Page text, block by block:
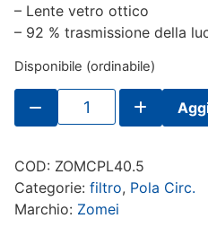
– Lente vetro ottico
– 92 % trasmissione della
Disponibile (ordinabile)
Filtro
ZOMEI
Polar.
quantità
COD: ZOMCPL40.5
Categorie: filtro, Pola Circ.
Marchio: Zomei